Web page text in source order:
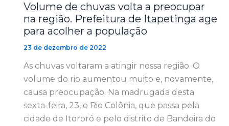
Volume de chuvas volta a preocupar
na região. Prefeitura de Itapetinga age
para acolher a população
23 de dezembro de 2022
As chuvas voltaram a atingir nossa região. O
volume do rio aumentou muito e, novamente,
causa preocupação. Na madrugada desta
sexta-feira, 23, o Rio Colônia, que passa pela
cidade de Itororó e pelo distrito de Bandeira do